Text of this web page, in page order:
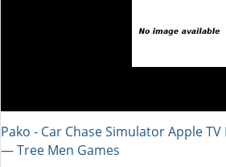
Pako - Car Chase Simulator Apple
― Tree Men Games